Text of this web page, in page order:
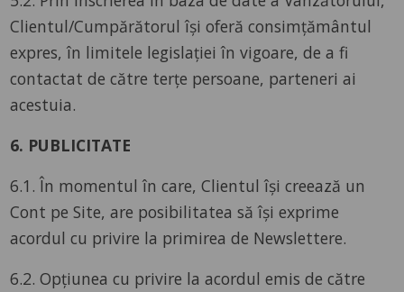
Clientul/Cumpărătorul își oferă consimțământul
expres, în limitele legislației în vigoare, de a fi
contactat de către terțe persoane, parteneri ai
acestuia.
6. PUBLICITATE
6.1. În momentul în care, Clientul își creează un
Cont pe Site, are posibilitatea să își exprime
acordul cu privire la primirea de Newslettere.
6.2. Opțiunea cu privire la acordul emis de către